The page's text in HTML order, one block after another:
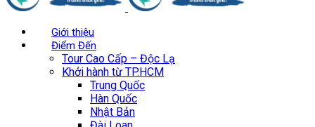
Giới thiệu
Điểm Đến
Tour Cao Cấp – Độc Lạ
Khởi hành từ TP.HCM
Trung Quốc
Hàn Quốc
Nhật Bản